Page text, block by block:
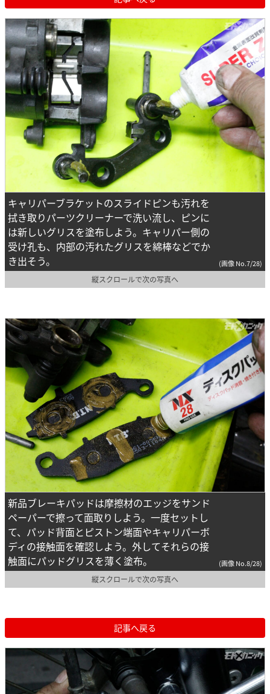
キャリパーブラケットのスライドピンも汚れを
拭き取りパーツクリーナーで洗い流し、ピンに
は新しいグリスを塗布しよう。キャリパー側の
受け孔も、内部の汚れたグリスを綿棒などでか
き出そう。
(画像 No.7/28)
縦スクロールで次の写真へ
新品ブレーキパッドは摩擦材のエッジをサンド
ペーパーで擦って面取りしよう。一度セットし
て、パッド背面とピストン端面やキャリパーボ
ディの接触面を確認しよう。外してそれらの接
触面にパッドグリスを薄く塗布。
(画像 No.8/28)
縦スクロールで次の写真へ
記事へ戻る